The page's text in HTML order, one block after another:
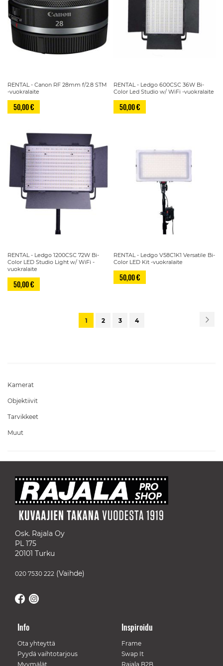
RENTAL - Canon RF 28mm f/2.8 STM
-vuokralaite
50,00 €
RENTAL - Ledgo 600CSC 36W Bi-
Color Led Studio w/ WiFi -vuokralaite
50,00 €
RENTAL - Ledgo 1200CSC 72W Bi-
Color LED Studio Light w/ WiFi -
vuokralaite
50,00 €
RENTAL - Ledgo V58C1K1 Versatile Bi-
Color LED Kit -vuokralaite
50,00 €
Sivu
You're
1 Sivu
2 Sivu
3 Sivu
4
Kamerat
Objektiivit
Tarvikkeet
Muut
Osk. Rajala Oy
PL 175
20101 Turku
020 7530 222 (Vaihde)
Info
Ota yhteyttä
Pyydä vaihtotarjous
Myymälät
Inspiroidu
Frame
Swap It
Rajala B2B